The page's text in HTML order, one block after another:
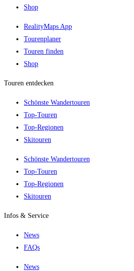
Shop
RealityMaps App
Tourenplaner
Touren finden
Shop
Touren entdecken
Schönste Wandertouren
Top-Touren
Top-Regionen
Skitouren
Schönste Wandertouren
Top-Touren
Top-Regionen
Skitouren
Infos & Service
News
FAQs
News